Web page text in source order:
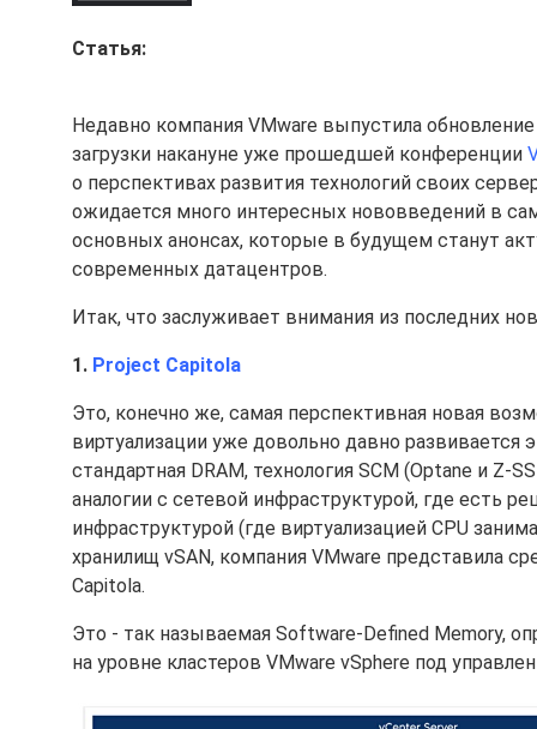
Статья:
Недавно компания VMware выпустила
загрузки накануне уже прошедшей конференции
о перспективах развития технологий своих
ожидается много интересных нововведений в
основных анонсах, которые в будущем станут
современных датацентров.
Итак, что заслуживает внимания из последних
1. Project Capitola
Это, конечно же, самая перспективная новая
виртуализации уже довольно давно
стандартная DRAM, технология SCM (Optane и Z-
аналогии с сетевой инфраструктурой, где есть
инфраструктурой (где виртуализацией CPU
хранилищ vSAN, компания VMware представила
Capitola.
Это - так называемая Software-Defined Memory,
на уровне кластеров VMware vSphere под